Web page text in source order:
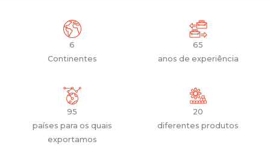
6
Continentes
65
anos de experiência
95
países para os quais
exportamos
20
diferentes produtos